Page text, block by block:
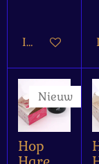
In
Nieuw
Hop